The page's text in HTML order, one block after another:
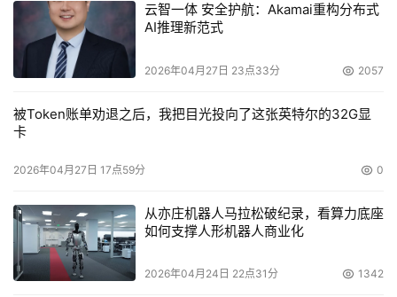
云智一体 安全护航：Akamai重构分布式
AI推理新范式
2026年04月27日 23点33分 2057
被Token账单劝退之后，我把目光投向了这张英特尔的32G显
卡
2026年04月27日 17点59分 0
从亦庄机器人马拉松破纪录，看算力底座
如何支撑人形机器人商业化
2026年04月24日 22点31分 1342